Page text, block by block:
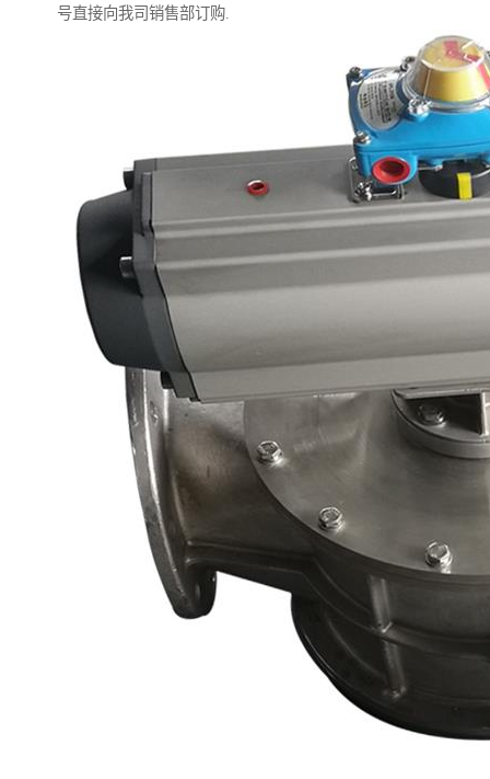
号直接向我司销售部订购.